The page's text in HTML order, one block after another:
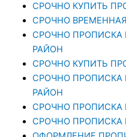
СРОЧНО КУПИТЬ
СРОЧНО
СРОЧНО ПРОПИСКА
РАЙОН
СРОЧНО КУПИТЬ
CРОЧНО ПРОПИСКА
РАЙОН
СРОЧНО ПРОПИСКА
СРОЧНО ПРОПИСКА